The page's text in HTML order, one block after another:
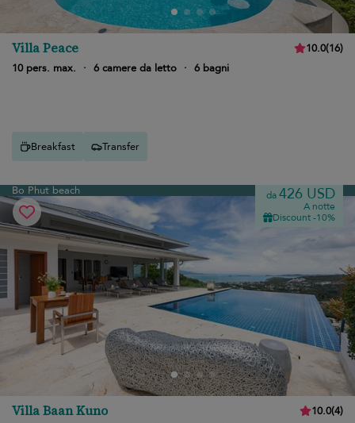
Villa Peace 10.0(16)
10 pers. max.
· 6 camere da letto · 6 bagni
Breakfast Transfer
Bo Phut beach da426 USD
A notte
Discount -10%
Villa Baan Kuno 10.0(4)